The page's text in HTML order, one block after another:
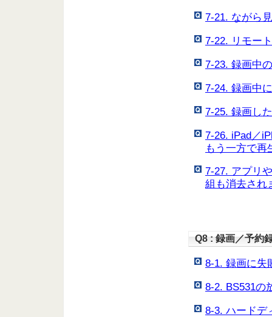
7-21. ながら
7-22. リモー
7-23. 録画中
7-24. 録画中
7-25. 録画し
7-26. iPad／
もう一方で再
7-27. アプリ
組も消去され
Q8 : 録画／予約
8-1. 録画に失
8-2. BS531の
8-3. ハードデ